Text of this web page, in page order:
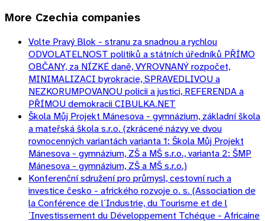
More Czechia companies
Volte Pravý Blok - stranu za snadnou a rychlou
ODVOLATELNOST politiků a státních úředníků PŘÍMO
OBČANY, za NÍZKÉ daně, VYROVNANÝ rozpočet,
MINIMALIZACI byrokracie, SPRAVEDLIVOU a
NEZKORUMPOVANOU policii a justici, REFERENDA a
PŘÍMOU demokracii CIBULKA.NET
Škola Můj Projekt Mánesova - gymnázium, základní škola
a mateřská škola s.r.o. (zkrácené názvy ve dvou
rovnocenných variantách varianta 1: Škola Můj Projekt
Mánesova - gymnázium, ZŠ a MŠ s.r.o., varianta 2: ŠMP
Mánesova - gymnázium, ZŠ a MŠ s.r.o.)
Konferenční sdružení pro průmysl, cestovní ruch a
investice česko - afrického rozvoje o. s. (Association de
la Conférence de l´Industrie, du Tourisme et de l
´Investissement du Développement Tchéque - Africaine